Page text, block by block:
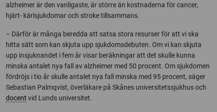
alzheimer är den vanligaste, är större än kostnaderna för cancer,
hjärt- kärlsjukdomar och stroke tillsammans.
– Därför är många beredda att satsa stora resurser för att vi ska
hitta sätt som kan skjuta upp sjukdomsdebuten. Om vi kan skjuta
upp insjuknandet i fem år visar beräkningar att det skulle kunna
minska antalet nya fall av alzheimer med 50 procent. Om sjukdomen
fördröjs i tio år skulle antalet nya fall minska med 95 procent, säger
Sebastian Palmqvist, överläkare på Skånes universitetssjukhus och
docent vid Lunds universitet.